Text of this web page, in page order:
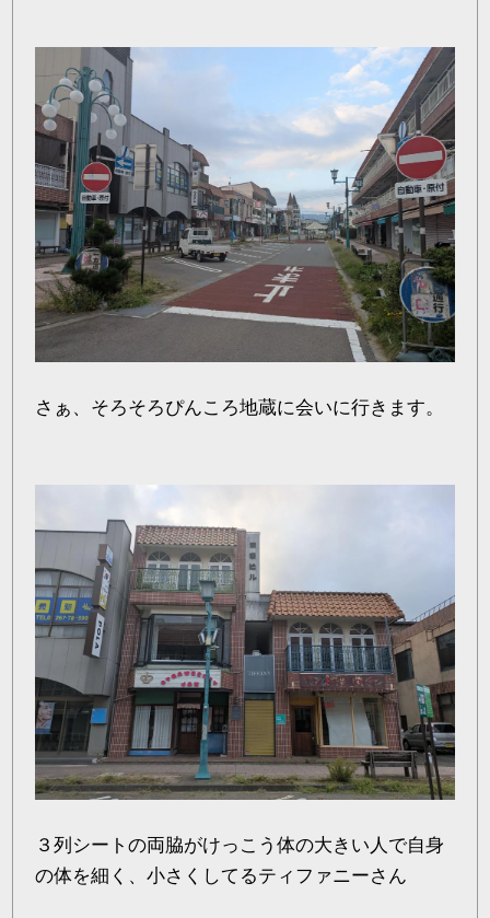
さぁ、そろそろぴんころ地蔵に会いに行きます。
３列シートの両脇がけっこう体の大きい人で自身
の体を細く、小さくしてるティファニーさん